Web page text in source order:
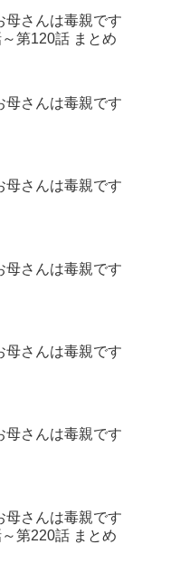
母さんは毒親です
第120話 まとめ
母さんは毒親です
母さんは毒親です
母さんは毒親です
母さんは毒親です
母さんは毒親です
母さんは毒親です
第220話 まとめ